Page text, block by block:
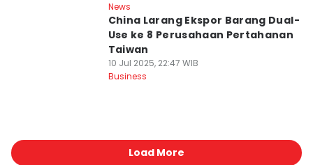
News
China Larang Ekspor Barang Dual-
Use ke 8 Perusahaan Pertahanan
Taiwan
10 Jul 2025, 22:47 WIB
Business
Load More